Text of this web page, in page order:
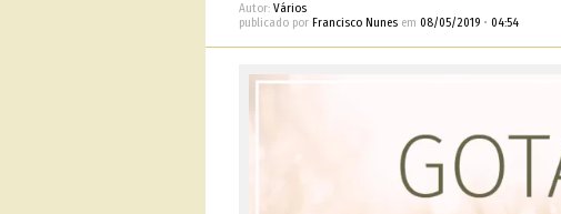
Autor: Vários
publicado por Francisco Nunesem 08/05/2019• 04:54